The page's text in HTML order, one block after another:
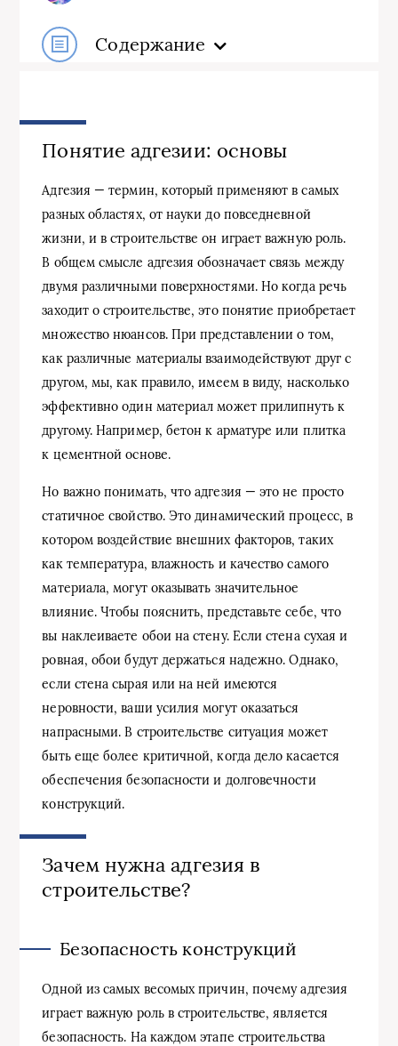
Содержание
Понятие адгезии: основы
Адгезия — термин, который применяют в самых
разных областях, от науки до повседневной
жизни, и в строительстве он играет важную роль.
В общем смысле адгезия обозначает связь между
двумя различными поверхностями. Но когда речь
заходит о строительстве, это понятие приобретает
множество нюансов. При представлении о том,
как различные материалы взаимодействуют друг с
другом, мы, как правило, имеем в виду, насколько
эффективно один материал может прилипнуть к
другому. Например, бетон к арматуре или плитка
к цементной основе.
Но важно понимать, что адгезия — это не просто
статичное свойство. Это динамический процесс, в
котором воздействие внешних факторов, таких
как температура, влажность и качество самого
материала, могут оказывать значительное
влияние. Чтобы пояснить, представьте себе, что
вы наклеиваете обои на стену. Если стена сухая и
ровная, обои будут держаться надежно. Однако,
если стена сырая или на ней имеются
неровности, ваши усилия могут оказаться
напрасными. В строительстве ситуация может
быть еще более критичной, когда дело касается
обеспечения безопасности и долговечности
конструкций.
Зачем нужна адгезия в
строительстве?
Безопасность конструкций
Одной из самых весомых причин, почему адгезия
играет важную роль в строительстве, является
безопасность. На каждом этапе строительства